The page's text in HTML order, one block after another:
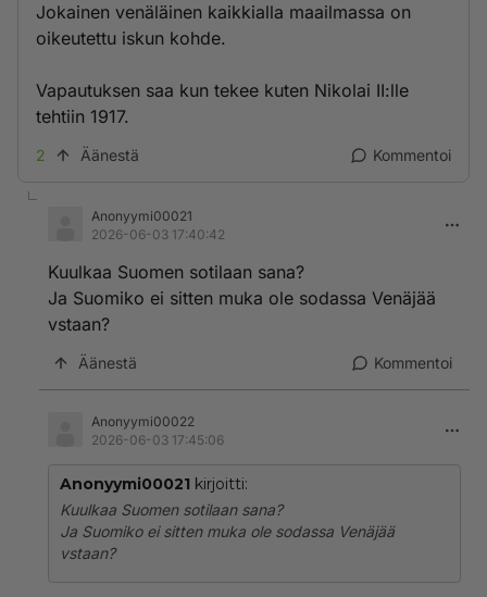
Jokainen venäläinen kaikkialla maailmassa on
oikeutettu iskun kohde.
Vapautuksen saa kun tekee kuten Nikolai II:lle
tehtiin 1917.
2 Äänestä Kommentoi
Anonyymi00021
2026-06-03 17:40:42
Kuulkaa Suomen sotilaan sana?
Ja Suomiko ei sitten muka ole sodassa Venäjää
vstaan?
Äänestä Kommentoi
Anonyymi00022
2026-06-03 17:45:06
Anonyymi00021 kirjoitti:
Kuulkaa Suomen sotilaan sana?
Ja Suomiko ei sitten muka ole sodassa Venäjää
vstaan?